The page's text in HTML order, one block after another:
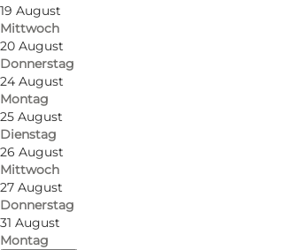
19 August
Mittwoch
20 August
Donnerstag
24 August
Montag
25 August
Dienstag
26 August
Mittwoch
27 August
Donnerstag
31 August
Montag